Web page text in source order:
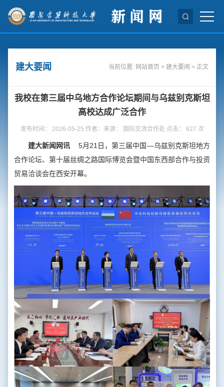
建大要闻 当前位置: 网站首页 > 建大要闻 > 正文
我校在第三届中乌地方合作论坛期间与乌兹别克斯坦
高校达成广泛合作
发布时间： 2026-05-25 作者：来源： 国际交流合作处 点击： 627 次
建大新闻网讯
5月21日，第三届中国—乌兹别克斯坦地方
合作论坛、第十届丝绸之路国际博览会暨中国东西部合作与投资
贸易洽谈会在西安开幕。